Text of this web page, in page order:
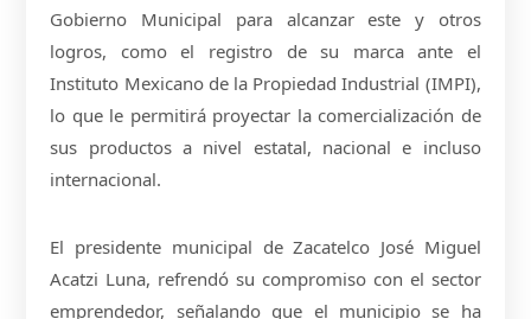
Gobierno Municipal para alcanzar este y otros
logros, como el registro de su marca ante el
Instituto Mexicano de la Propiedad Industrial (IMPI),
lo que le permitirá proyectar la comercialización de
sus productos a nivel estatal, nacional e incluso
internacional.
El presidente municipal de Zacatelco José Miguel
Acatzi Luna, refrendó su compromiso con el sector
emprendedor, señalando que el municipio se ha